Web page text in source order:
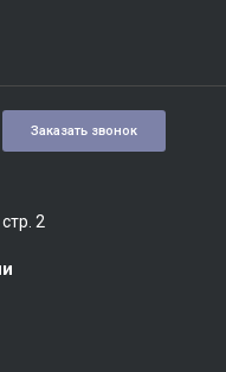
Заказать звонок
2